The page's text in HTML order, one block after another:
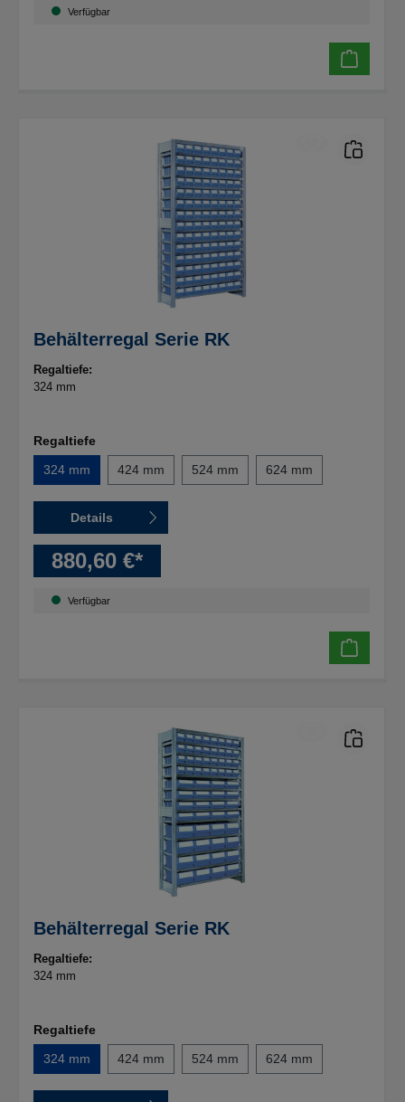
Verfügbar
Behälterregal Serie RK
Regaltiefe:
324 mm
Regaltiefe
324 mm
424 mm 524 mm 624 mm
Details
880,60 €*
Verfügbar
Behälterregal Serie RK
Regaltiefe:
324 mm
Regaltiefe
324 mm
424 mm 524 mm 624 mm